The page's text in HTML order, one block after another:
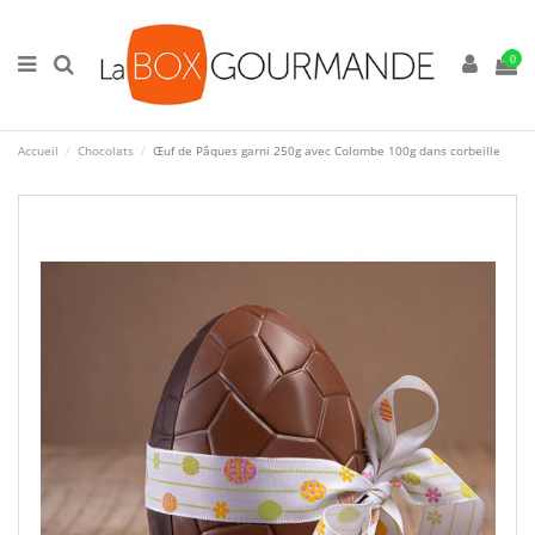
0
Accueil Chocolats Œuf de Pâques garni 250g avec Colombe 100g dans corbeille